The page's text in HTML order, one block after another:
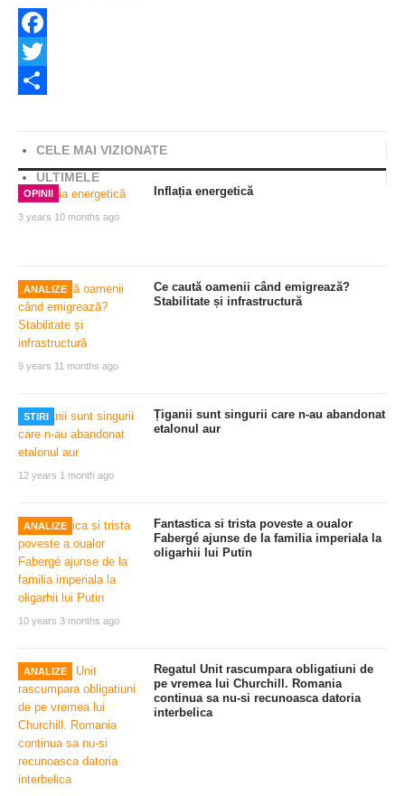
Facebook
Twitter
CELE MAI VIZIONATE
ULTIMELE
OPINII
3 years 10 months ago
Inflația energetică
ANALIZE
9 years 11 months ago
Ce caută oamenii când emigrează?
Stabilitate și infrastructură
STIRI
12 years 1 month ago
Țiganii sunt singurii care n-au abandonat
etalonul aur
ANALIZE
10 years 3 months ago
Fantastica si trista poveste a oualor
Fabergé ajunse de la familia imperiala la
oligarhii lui Putin
ANALIZE
Regatul Unit rascumpara obligatiuni de
pe vremea lui Churchill. Romania
continua sa nu-si recunoasca datoria
interbelica